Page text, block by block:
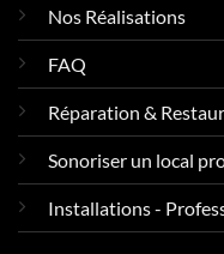
Nos Réalisations
FAQ
Réparation &
Sonoriser un local
Installations -